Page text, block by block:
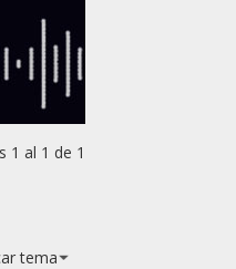
1 al 1 de 1
tema